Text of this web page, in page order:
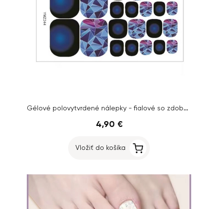
Gélové polovytvrdené nálepky - fialové so zdobením
4,90 €
Vložiť do košíka